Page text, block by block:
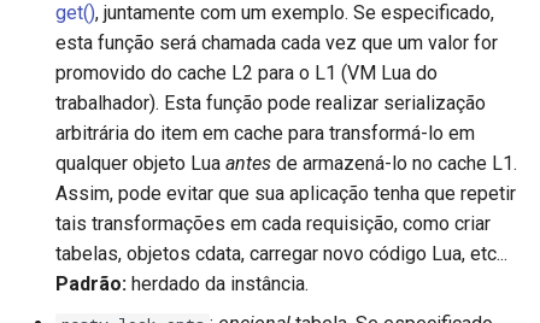
get(), juntamente com um exemplo. Se especificado,
esta função será chamada cada vez que um valor for
promovido do cache L2 para o L1 (VM Lua do
trabalhador). Esta função pode realizar serialização
arbitrária do item em cache para transformá-lo em
qualquer objeto Lua antes de armazená-lo no cache L1.
Assim, pode evitar que sua aplicação tenha que repetir
tais transformações em cada requisição, como criar
tabelas, objetos cdata, carregar novo código Lua, etc...
Padrão: herdado da instância.